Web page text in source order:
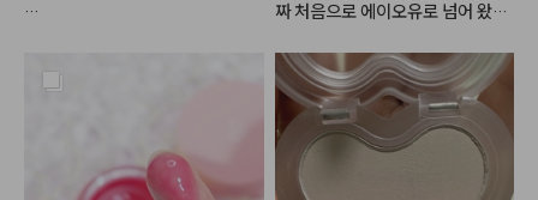
예전보다 판매처도 다양해지고 살
구매 망설이는 분들 있으면 추천드
#한스킨
짜 처음으로 에이오유로 넘어 왔습
섞여있어서 코 끝에 쉐딩도 진짜
자연스럽게 올릴 수 있어서 그게
너무 좋았어요!!